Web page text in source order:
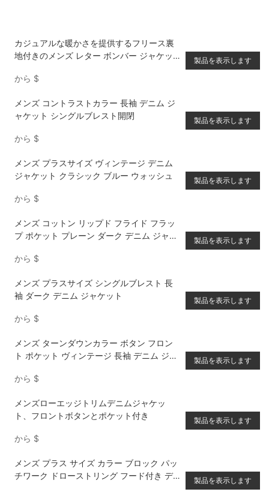
カジュアルな暖かさを提供するフリース裏
地付きのメンズ レター ボンバー ジャケッ
から $
製品を表示します
メンズ コントラストカラー 長袖 デニム ジ
ャケット シングルブレスト開閉
から $
製品を表示します
メンズ プラスサイズ ヴィンテージ デニム
ジャケット クラシック ブルー ウォッシュ
から $
製品を表示します
メンズ コットン リップド フライド フラッ
プ ポケット プレーン ダーク デニム ジャケ
から $
製品を表示します
メンズ プラスサイズ シングルブレスト 長
袖 ダーク デニム ジャケット
から $
製品を表示します
メンズ ターンダウンカラー ボタン フロン
ト ポケット ヴィンテージ 長袖 デニム ジャ
から $
製品を表示します
メンズローエッジトリムデニムジャケッ
ト、フロントボタンとポケット付き
から $
製品を表示します
メンズ プラス サイズ カラー ブロック パッ
チワーク ドローストリング フード付き デ
製品を表示します